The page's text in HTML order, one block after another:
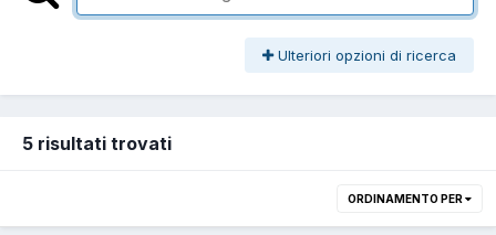
Ulteriori opzioni di ricerca
5 risultati trovati
ORDINAMENTO PER